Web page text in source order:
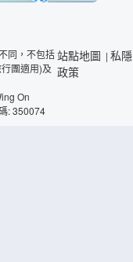
同，不包括
團適用)及
On
: 350074
站點地圖 | 私隱
政策